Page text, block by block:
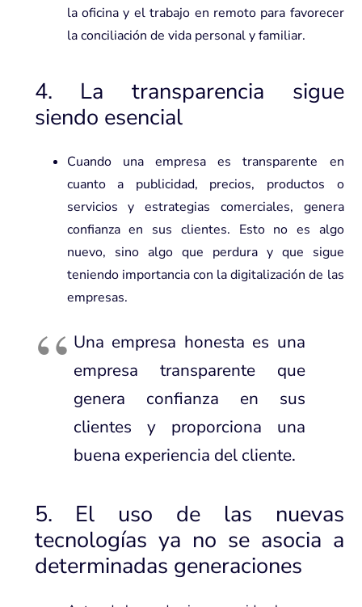
la oficina y el trabajo en remoto para favorecer
la conciliación de vida personal y familiar.
4. La transparencia sigue
siendo esencial
Cuando una empresa es transparente en
cuanto a publicidad, precios, productos o
servicios y estrategias comerciales, genera
confianza en sus clientes. Esto no es algo
nuevo, sino algo que perdura y que sigue
teniendo importancia con la digitalización de las
empresas.
Una empresa honesta es una
empresa transparente que
genera confianza en sus
clientes y proporciona una
buena experiencia del cliente.
5. El uso de las nuevas
tecnologías ya no se asocia a
determinadas generaciones